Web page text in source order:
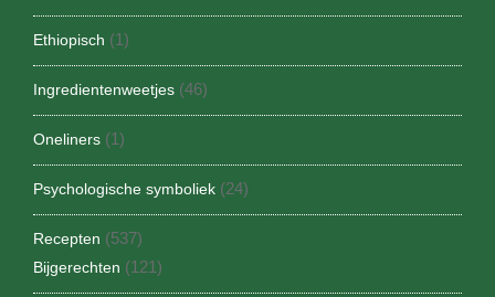
Ethiopisch (1)
Ingredientenweetjes (46)
Oneliners (1)
Psychologische symboliek (24)
Recepten (537)
Bijgerechten (121)